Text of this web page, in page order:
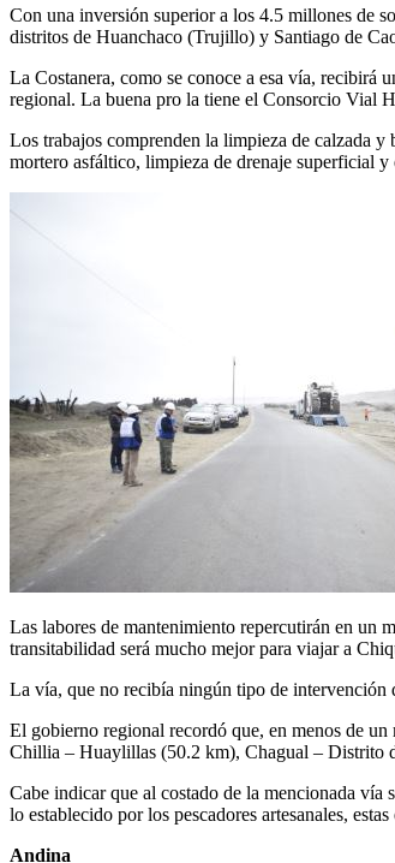
Con una inversión superior a los 4.5 millones de
distritos de Huanchaco (Trujillo) y Santiago de
La Costanera, como se conoce a esa vía, recibirá
regional. La buena pro la tiene el Consorcio Vial
Los trabajos comprenden la limpieza de calzada
mortero asfáltico, limpieza de drenaje superficial
Las labores de mantenimiento repercutirán en un
transitabilidad será mucho mejor para viajar a
La vía, que no recibía ningún tipo de intervención
El gobierno regional recordó que, en menos de
Chillia – Huaylillas (50.2 km), Chagual – Distrito
Cabe indicar que al costado de la mencionada vía
lo establecido por los pescadores artesanales,
Andina